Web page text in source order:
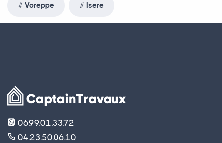
Voreppe Isere
06.99.01.33.72
04.23.50.06.10